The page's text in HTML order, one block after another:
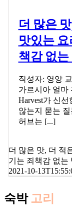
더 많은
맛있는
책감 없는
작성자: 영양
가르시아 얼마
Harvest가 신선
않는지 묻는
허브는 [...]
더 많은 맛, 더 적
기는 죄책감 없는
2021-10-
숙박 고리